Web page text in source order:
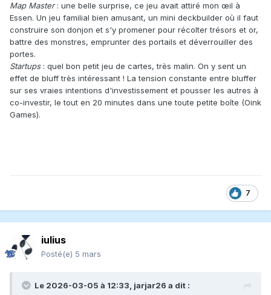
Map Master: une belle surprise, ce jeu avait attiré mon œil à
Essen. Un jeu familial bien amusant, un mini deckbuilder où il faut
construire son donjon et s'y promener pour récolter trésors et or,
battre des monstres, emprunter des portails et déverrouiller des
portes.
Startups: quel bon petit jeu de cartes, très malin. On y sent un
effet de bluff très intéressant ! La tension constante entre bluffer
sur ses vraies intentions d'investissement et pousser les autres à
co-investir, le tout en 20 minutes dans une toute petite boîte (Oink
Games).
7
iulius
Posté(e) 5 mars
Le 2026-03-05 à 12:33, jarjar26 a dit :